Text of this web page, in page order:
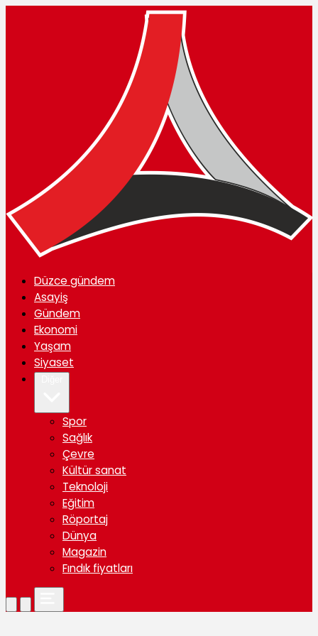
Düzce gündem
Asayiş
Gündem
Ekonomi
Yaşam
Siyaset
Spor
Sağlık
Çevre
Kültür sanat
Teknoloji
Eğitim
Röportaj
Dünya
Magazin
Fındık fiyatları